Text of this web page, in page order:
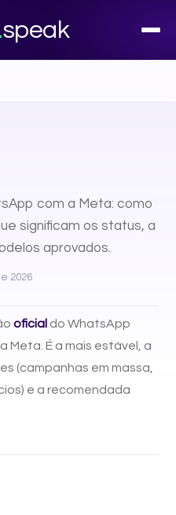
.speak
com a Meta: como
significam os status, a
aprovados.
2026
oficial do WhatsApp
Meta. É a mais estável, a
(campanhas em massa,
e a recomendada